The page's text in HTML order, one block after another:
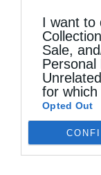
I want to
Sale,
for which
Opted Out
τις ανάγκες
περικόψουν
μέλλον
ξέρουμε αν
κάνουμε